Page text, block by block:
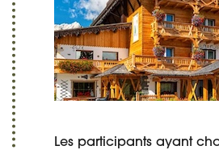
Les participants ayant